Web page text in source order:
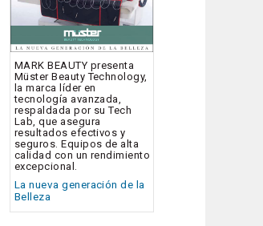
MARK BEAUTY presenta
Müster Beauty Technology,
la marca líder en
tecnología avanzada,
respaldada por su Tech
Lab, que asegura
resultados efectivos y
seguros. Equipos de alta
calidad con un rendimiento
excepcional.
La nueva generación de la
Belleza